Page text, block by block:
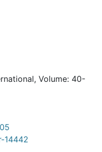
Volume: 40-
14442